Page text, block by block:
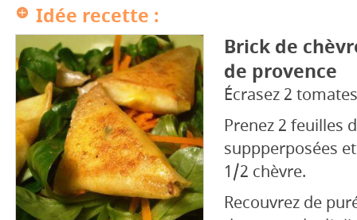
Idée recette :
Brick de
de provence
Écrasez 2
Prenez 2 feuilles
suppperposées
1/2 chèvre.
Recouvrez de